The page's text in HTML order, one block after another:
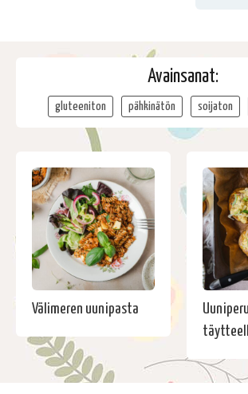
Avainsanat:
gluteeniton pähkinätön soijaton
Välimeren uunipasta